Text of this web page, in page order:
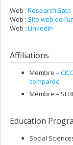
Web : ResearchGate
Web : Site web de
Web : LinkedIn
Affiliations
Membre –
comparée
Membre –
Education
Social